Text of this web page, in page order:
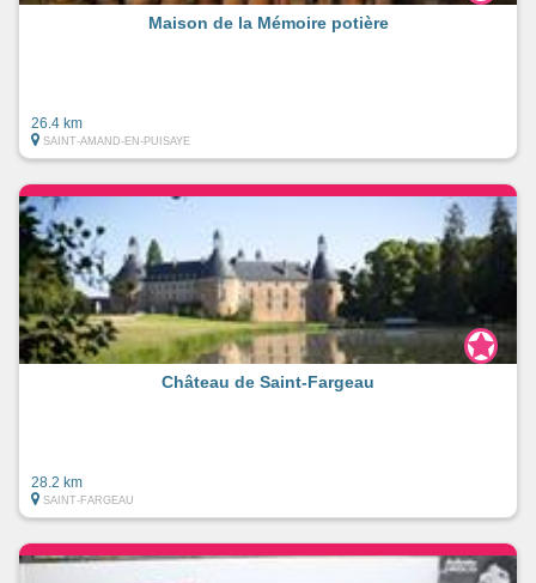
Maison de la Mémoire potière
26.4 km
SAINT-AMAND-EN-PUISAYE
Château de Saint-Fargeau
28.2 km
SAINT-FARGEAU